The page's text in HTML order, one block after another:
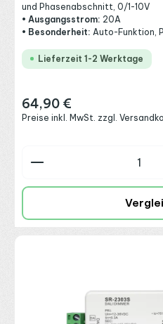
und Phasenabschnitt, 0/1-10V
• Ausgangsstrom: 20A
• Besonderheit: Auto-Funktion,
Lieferzeit 1-2 Werktage
Regulärer Preis:
64,90 €
Preise inkl. MwSt. zzgl.
Produkt Anzahl: Gib